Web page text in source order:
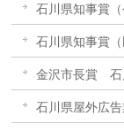
石川県知事賞
石川県知事賞
金沢市長賞 石
石川県屋外広